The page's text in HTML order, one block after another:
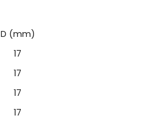
D (mm)
17
17
17
17